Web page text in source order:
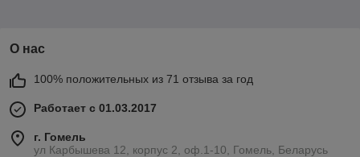
О нас
100% положительных из 71 отзыва за год
Работает с 01.03.2017
г. Гомель
ул Карбышева 12, корпус 2, оф.1-10, Гомель, Беларусь